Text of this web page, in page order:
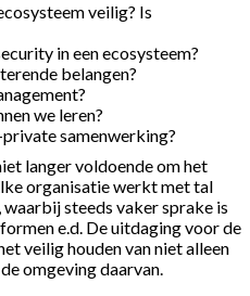
veilig? Is
in een ecosysteem?
belangen?
we leren?
samenwerking?
langer voldoende om het
organisatie werkt met tal
waarbij steeds vaker sprake is
e.d. De uitdaging voor de
veilig houden van niet alleen
omgeving daarvan.